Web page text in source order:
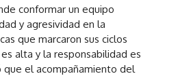
conformar un equipo
y agresividad en la
que marcaron sus ciclos
alta y la responsabilidad es
que el acompañamiento del